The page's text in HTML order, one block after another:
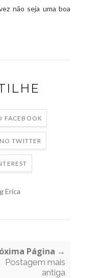
não seja uma boa
FACEBOOK
TWITTER
Erica
Página →
Postagem mais
antiga